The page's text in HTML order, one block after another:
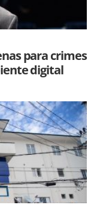
para crimes
digital